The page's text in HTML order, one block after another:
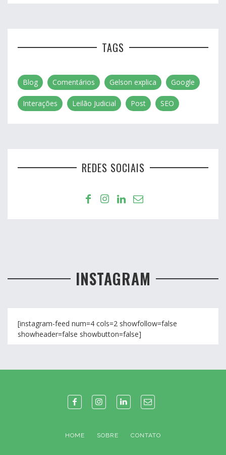
TAGS
Blog Comentários Gelson explica Google
Interações Leilão Judicial Post SEO
REDES SOCIAIS
INSTAGRAM
[instagram-feed num=4 cols=2 showfollow=false
showheader=false showbutton=false]
HOME SOBRE CONTATO